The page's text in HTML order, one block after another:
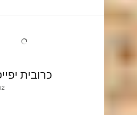
כרובית